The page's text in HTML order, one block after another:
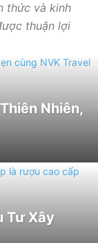
thức và kinh
thuận lợi
Nhiên,
Tư Xây